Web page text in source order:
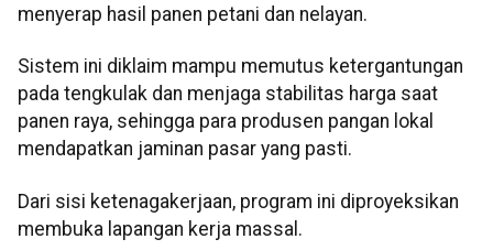
menyerap hasil panen petani dan nelayan.
Sistem ini diklaim mampu memutus ketergantungan
pada tengkulak dan menjaga stabilitas harga saat
panen raya, sehingga para produsen pangan lokal
mendapatkan jaminan pasar yang pasti.
Dari sisi ketenagakerjaan, program ini diproyeksikan
membuka lapangan kerja massal.